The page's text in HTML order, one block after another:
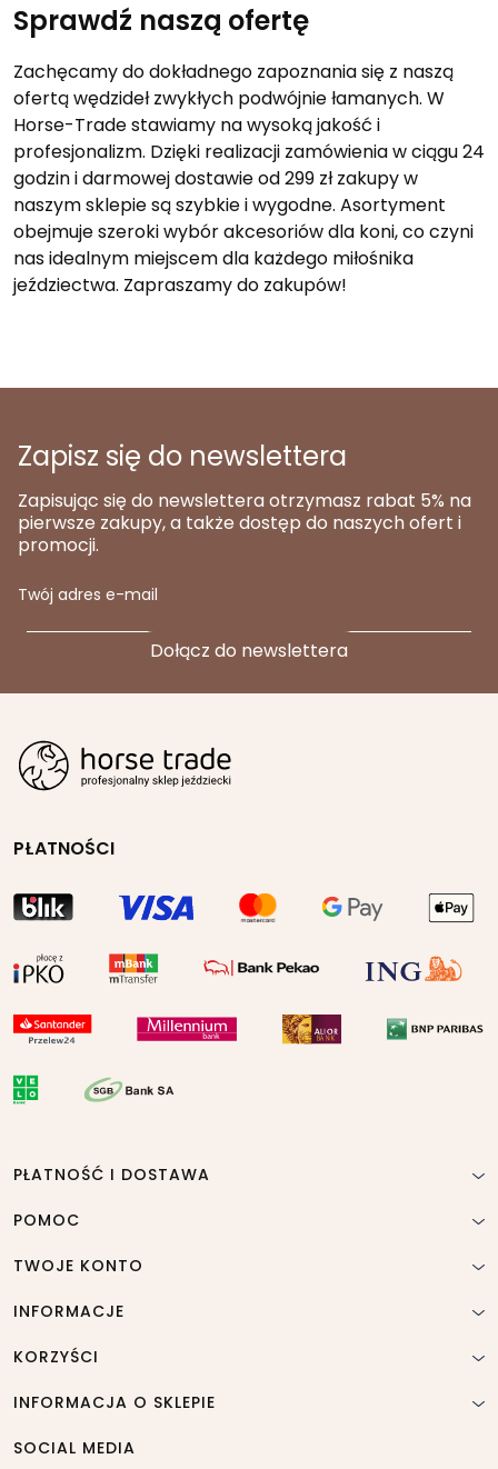
Sprawdź naszą ofertę
Zachęcamy do dokładnego zapoznania się z naszą
ofertą wędzideł zwykłych podwójnie łamanych. W
Horse-Trade stawiamy na wysoką jakość i
profesjonalizm. Dzięki realizacji zamówienia w ciągu 24
godzin i darmowej dostawie od 299 zł zakupy w
naszym sklepie są szybkie i wygodne. Asortyment
obejmuje szeroki wybór akcesoriów dla koni, co czyni
nas idealnym miejscem dla każdego miłośnika
jeździectwa. Zapraszamy do zakupów!
Zapisz się do newslettera
Zapisując się do newslettera otrzymasz rabat 5% na
pierwsze zakupy, a także dostęp do naszych ofert i
promocji.
Twój adres e-mail
PŁATNOŚCI
PŁATNOŚĆ I DOSTAWA
POMOC
TWOJE KONTO
INFORMACJE
KORZYŚCI
INFORMACJA O SKLEPIE
SOCIAL MEDIA